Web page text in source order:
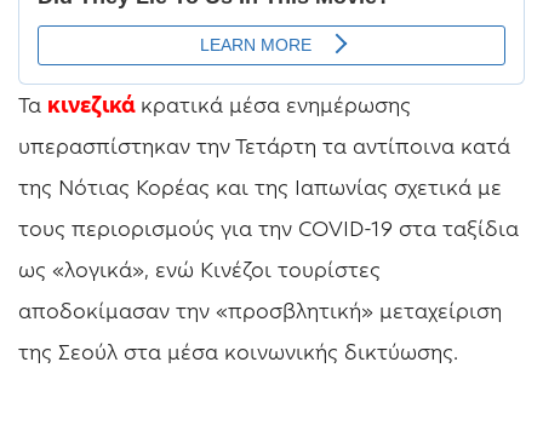
Τα κινεζικά κρατικά μέσα ενημέρωσης
υπερασπίστηκαν την Τετάρτη τα αντίποινα κατά
της Νότιας Κορέας και της Ιαπωνίας σχετικά με
τους περιορισμούς για την COVID-19 στα ταξίδια
ως «λογικά», ενώ Κινέζοι τουρίστες
αποδοκίμασαν την «προσβλητική» μεταχείριση
της Σεούλ στα μέσα κοινωνικής δικτύωσης.